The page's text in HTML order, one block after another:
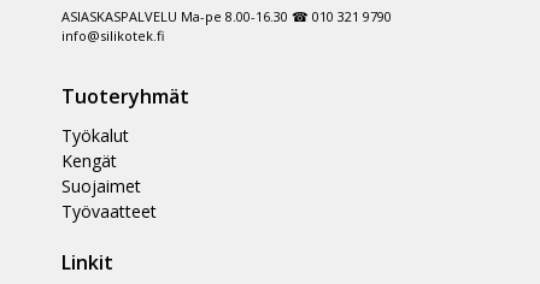
ASIASKASPALVELU Ma-pe 8.00-16.30 ☎ 010 321 9790
info@silikotek.fi
Tuoteryhmät
Työkalut
Kengät
Suojaimet
Työvaatteet
Linkit